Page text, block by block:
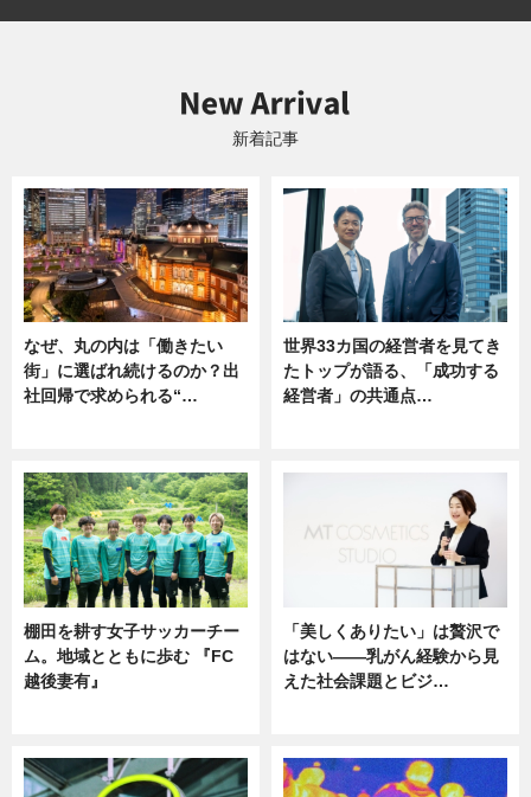
新着記事
なぜ、丸の内は「働きたい
街」に選ばれ続けるのか？出
社回帰で求められる“…
世界33カ国の経営者を見てき
たトップが語る、「成功する
経営者」の共通点…
棚田を耕す女子サッカーチー
ム。地域とともに歩む 『FC
越後妻有』
「美しくありたい」は贅沢で
はない――乳がん経験から見
えた社会課題とビジ…